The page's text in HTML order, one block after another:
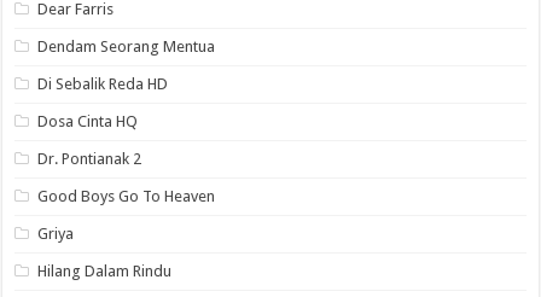
Dear Farris
Dendam Seorang Mentua
Di Sebalik Reda HD
Dosa Cinta HQ
Dr. Pontianak 2
Good Boys Go To Heaven
Griya
Hilang Dalam Rindu